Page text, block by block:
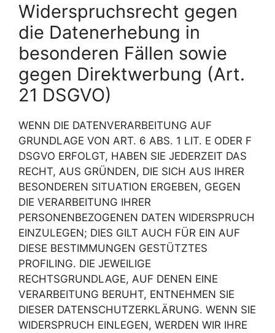
Widerspruchsrecht gegen
die Datenerhebung in
besonderen Fällen sowie
gegen Direktwerbung (Art.
21 DSGVO)
WENN DIE DATENVERARBEITUNG AUF
GRUNDLAGE VON ART. 6 ABS. 1 LIT. E ODER F
DSGVO ERFOLGT, HABEN SIE JEDERZEIT DAS
RECHT, AUS GRÜNDEN, DIE SICH AUS IHRER
BESONDEREN SITUATION ERGEBEN, GEGEN
DIE VERARBEITUNG IHRER
PERSONENBEZOGENEN DATEN WIDERSPRUCH
EINZULEGEN; DIES GILT AUCH FÜR EIN AUF
DIESE BESTIMMUNGEN GESTÜTZTES
PROFILING. DIE JEWEILIGE
RECHTSGRUNDLAGE, AUF DENEN EINE
VERARBEITUNG BERUHT, ENTNEHMEN SIE
DIESER DATENSCHUTZERKLÄRUNG. WENN SIE
WIDERSPRUCH EINLEGEN, WERDEN WIR IHRE